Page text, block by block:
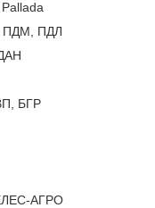
ПДМ, ПДЛ
БГР
АГРО